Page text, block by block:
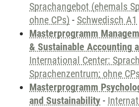
Sprachangebot (ehemals
ohne CPs) - Schwedisch A1
Masterprogramm
& Sustainable Accounting
International Center:
Sprachenzentrum; ohne
Masterprogramm
and Sustainability -